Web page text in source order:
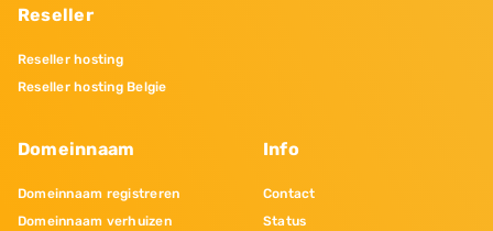
Reseller
Reseller hosting
Reseller hosting Belgie
Domeinnaam
Domeinnaam registreren
Domeinnaam verhuizen
Info
Contact
Status